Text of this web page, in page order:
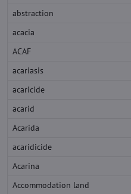
abstraction
acacia
ACAF
acariasis
acaricide
acarid
Acarida
acaridicide
Acarina
Accommodation land